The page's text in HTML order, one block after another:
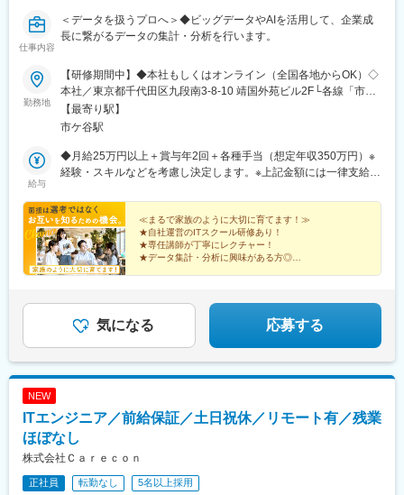
イ駅、立川北駅、牛込神楽坂駅、二子新地駅、麹町駅、江古田
駅、奥沢駅、清澄白河駅、西太子堂駅、後楽園駅、三越前駅、池
川崎駅、石上駅、向ケ丘遊園駅、海老名駅(相模線)、富士見町駅
(神奈川県)、上熊谷駅、北与野駅、新越谷駅、本川越駅、東飯能
駅、千葉駅、東京ディズニーランド・ステーション駅、京成西船
駅、成田駅、京成船橋駅、北初富駅、本八幡駅(都営線)、市川駅、
参宮橋駅、新宿西口駅、学習院下駅、内幸町駅、岩本町駅、京急
蒲田駅、京成上野駅、御成門駅、銀座一丁目駅、高輪台駅、芝公
園駅、白金高輪駅、水道橋駅、立川南駅、九品仏駅、菊川駅(東京
都)、本郷三丁目駅、茅場町駅、新代田駅、高島町駅、高津駅(神奈
ェイ・ステーション駅、東海神駅、京成八幡駅、都庁前駅
仕事内容
＜データを扱うプロへ＞◆ビッグデータやAIを活用して、企業成
長に繋がるデータの集計・分析を行います。
勤務地
【研修期間中】◆本社もしくはオンライン（全国各地からOK）◇
本社／東京都千代田区九段南3-8-10 靖国外苑ビル2F└各線「市ケ
谷駅」より徒歩5分└各線「九段下駅」より徒歩9分【研修終了
後】◆東京23区を中心とした全国各地のITプロジェクト先※勤務地
歩10分以内の駅チカオフィスです。※フルリモート・在宅勤務は
プロジェクトによって異なります。
【最寄り駅】
市ケ谷駅
給与
◆月給25万円以上＋賞与年2回＋各種手当（想定年収350万円）※
経験・スキルなどを考慮し決定します。※上記金額には一律支給の
り（期間中は月給23万円以上で、その他の待遇に変更なし）☆経
験がある方は、現職・前職給与を考慮します。☆明確な評価制度
あり。個人の頑張りに応じて評価します。【年収例】年収450万
円（経験2年入社）年収650万円（経験3年入社）年収900万円（経
験5年入社）
≪まるで家族のように大切に育てます！≫
★自社運営のITスクール研修あり！
★専任講師が丁寧にレクチャー！
★データ集計・分析に興味がある方◎
気になる 応募する
NEW
ITエンジニア／前給保証／土日祝休／リモート有／残業
ほぼなし
株式会社Ｃａｒｅｃｏｎ
正社員 転勤なし 5名以上採用